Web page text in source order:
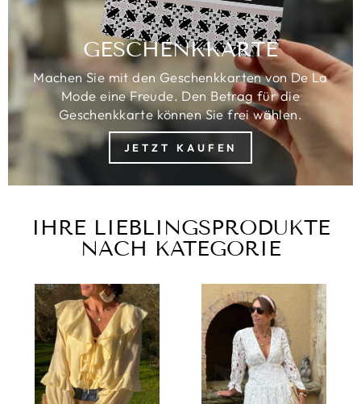
GESCHENKKARTE
Machen Sie mit den Geschenkkarten von De La
Mode eine Freude. Den Betrag für die
Geschenkkarte können Sie frei wählen.
JETZT KAUFEN
IHRE LIEBLINGSPRODUKTE
NACH KATEGORIE